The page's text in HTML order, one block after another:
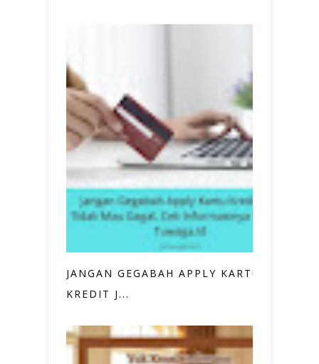
JANGAN GEGABAH APPLY KARTU
KREDIT J...